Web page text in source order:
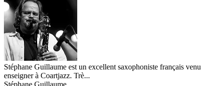
Stéphane Guillaume est un excellent saxophoniste français venu
enseigner à Coartjazz. Trè...
Stéphane Guillaume